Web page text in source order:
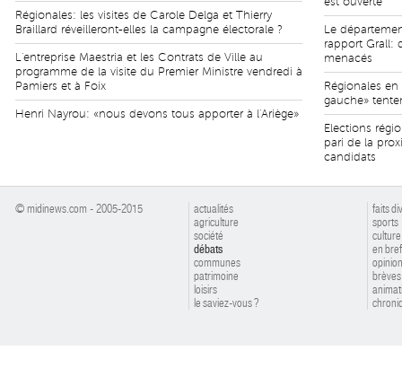
Régionales: les visites de Carole Delga et Thierry
Braillard réveilleront-elles la campagne électorale ?
L'entreprise Maestria et les Contrats de Ville au
programme de la visite du Premier Ministre vendredi à
Pamiers et à Foix
Henri Nayrou: «nous devons tous apporter à l'Ariège»
Le
rapport Grall:
menacés
Régionales
gauche»
Elections
pari de la
candidats
© midinews.com - 2005-2015
actualités
agriculture
société
débats
communes
patrimoine
loisirs
le saviez-vous ?
faits
sports
culture
en bref
brèves